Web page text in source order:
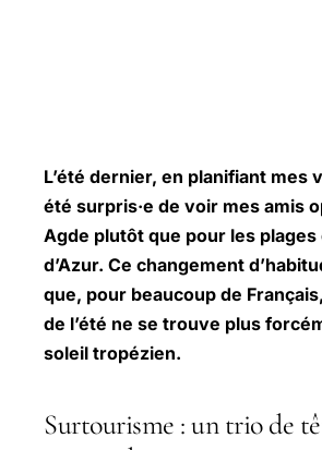
L’été dernier, en planifiant mes
été surpris·e de voir mes amis
Agde plutôt que pour les plages
d’Azur. Ce changement
que, pour beaucoup de
de l’été ne se trouve plus
soleil tropézien.
Surtourisme : un trio de